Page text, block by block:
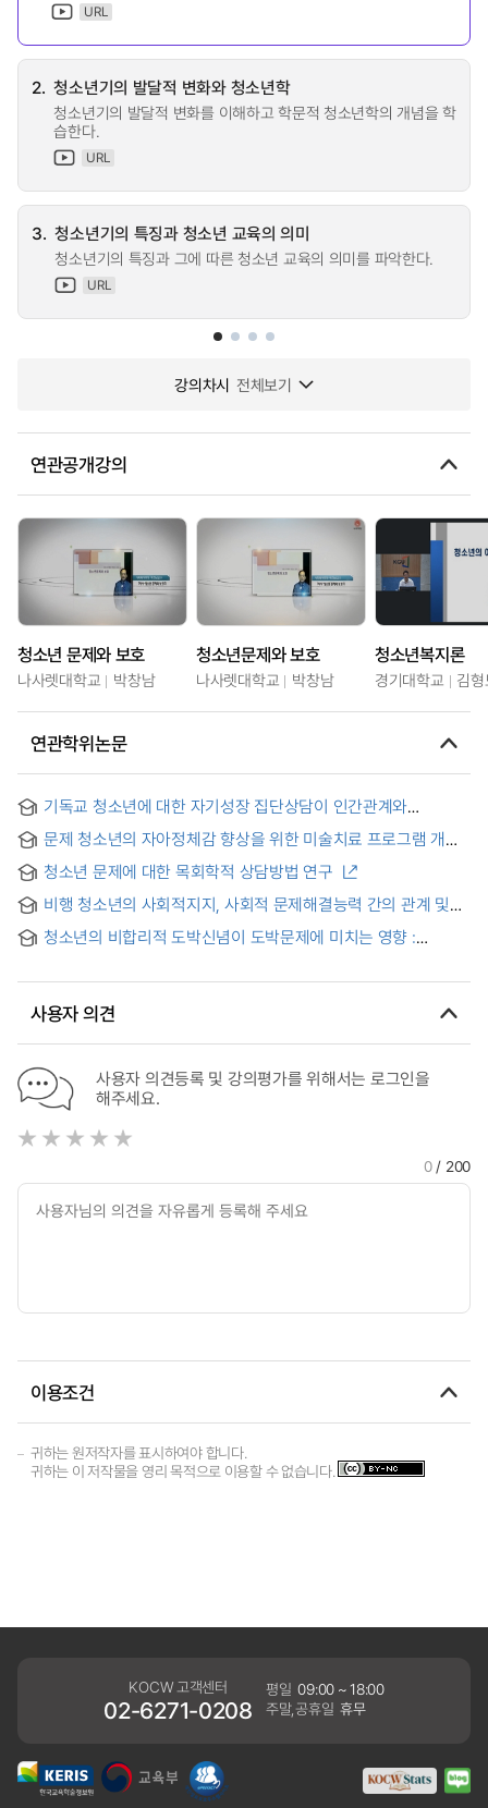
URL
2. 청소년기의 발달적 변화와 청소년학
청소년기의 발달적 변화를 이해하고 학문적 청소년학의 개념을 학
습한다.
URL
3. 청소년기의 특징과 청소년 교육의 의미
청소년기의 특징과 그에 따른 청소년 교육의 의미를 파악한다.
URL
강의차시 전체보기
연관공개강의
청소년 문제와 보호
나사렛대학교 박창남
청소년문제와 보호
나사렛대학교 박창남
청소년복지론
경기대학교 김
연관학위논문
기독교 청소년에 대한 자기성장 집단상담이 인간관계와
Group Counseling Human Relations and Self-esteem of
the Christian Youth
문제 청소년의 자아정체감 향상을 위한 미술치료 프로그램 개발
청소년 문제에 대한 목회학적 상담방법 연구
비행 청소년의 사회적지지, 사회적 문제해결능력 간의 관계 및
support and Social problem-solving ability and the
Delinquents
청소년의 비합리적 도박신념이 도박문제에 미치는 영향 :
atmosphere and positive community environment
사용자 의견
사용자 의견등록 및 강의평가를 위해서는 로그인을
해주세요.
0/ 200
이용조건
귀하는 원저작자를 표시하여야 합니다.
귀하는 이 저작물을 영리 목적으로 이용할 수 없습니다.
KOCW 고객센터
02-6271-0208
평일 09:00 ~ 18:00
주말,공휴일 휴무